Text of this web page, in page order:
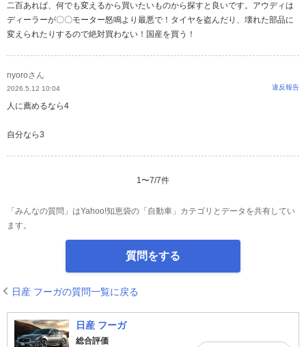
二百あれば、何でも変えるから買いたいものから探すと良いです。アウディは
ディーラーが〇〇モーター怒鳴より最悪で！タイヤを盗んだり、壊れた部品に
変えられたりするので絶対買わない！国産を買う！
nyoroさん
2026.5.12 10:04 違反報告
人に薦めるなら4
自分なら3
1 〜7/7件
「みんなの質問」はYahoo!知恵袋の「自動車」カテゴリとデータを共有してい
ます。
質問をする
日産 フーガの質問一覧に戻る
日産 フーガ
総合評価